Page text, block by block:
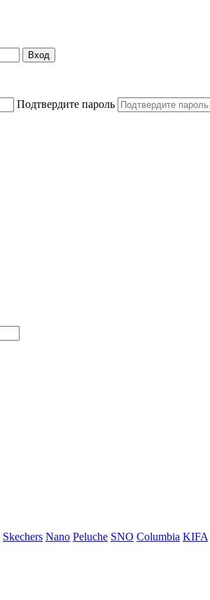
Вход
Подтвердите пароль
Skechers Nano Peluche SNO Columbia KIFA